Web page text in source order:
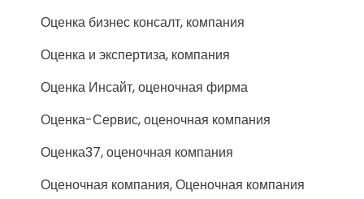
Оценка бизнес консалт, компания
Оценка и экспертиза, компания
Оценка Инсайт, оценочная фирма
Оценка-Сервис, оценочная компания
Оценка37, оценочная компания
Оценочная компания, Оценочная компания